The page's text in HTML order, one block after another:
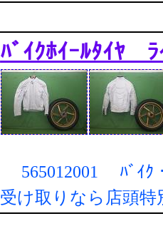
ﾊﾞｲｸﾎｲｰﾙﾀｲﾔ
565012001 ﾊﾞｲｸ
受け取りなら店頭特